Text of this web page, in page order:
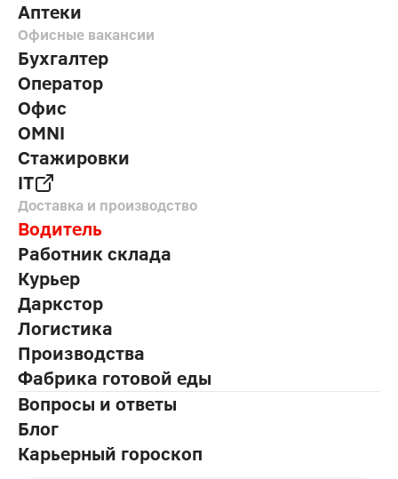
Аптеки
Офисные вакансии
Бухгалтер
Оператор
Офис
OMNI
Стажировки
IT
Доставка и производство
Водитель
Работник склада
Курьер
Даркстор
Логистика
Производства
Фабрика готовой еды
Вопросы и ответы
Блог
Карьерный гороскоп